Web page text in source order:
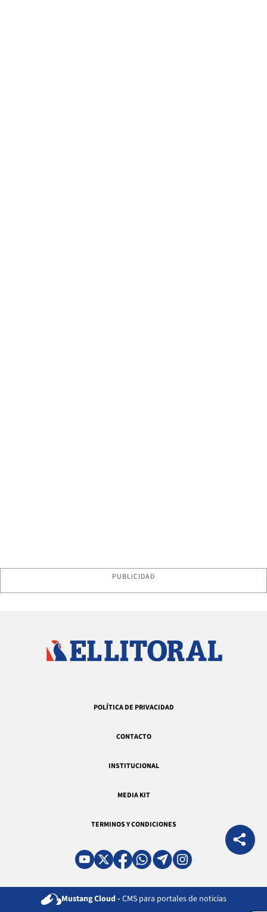
PUBLICIDAD
POLÍTICA DE PRIVACIDAD
CONTACTO
INSTITUCIONAL
MEDIA KIT
TERMINOS Y CONDICIONES
Mustang Cloud - CMS para portales de noticias